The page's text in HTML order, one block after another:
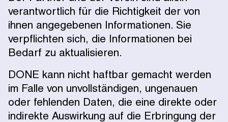
verantwortlich für die Richtigkeit der von
ihnen angegebenen Informationen. Sie
verpflichten sich, die Informationen bei
Bedarf zu aktualisieren.
DONE kann nicht haftbar gemacht werden
im Falle von unvollständigen, ungenauen
oder fehlenden Daten, die eine direkte oder
indirekte Auswirkung auf die Erbringung der